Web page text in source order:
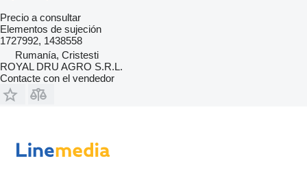
Precio a consultar
Elementos de sujeción
1727992, 1438558
Rumanía, Cristesti
ROYAL DRU AGRO S.R.L.
Contacte con el vendedor